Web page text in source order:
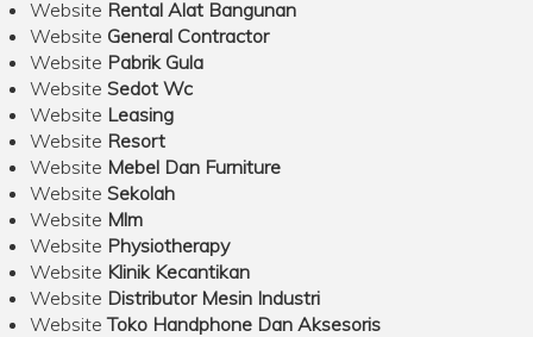
Website Rental Alat Bangunan
Website General Contractor
Website Pabrik Gula
Website Sedot Wc
Website Leasing
Website Resort
Website Mebel Dan Furniture
Website Sekolah
Website Mlm
Website Physiotherapy
Website Klinik Kecantikan
Website Distributor Mesin Industri
WebsiteToko Handphone Dan Aksesoris